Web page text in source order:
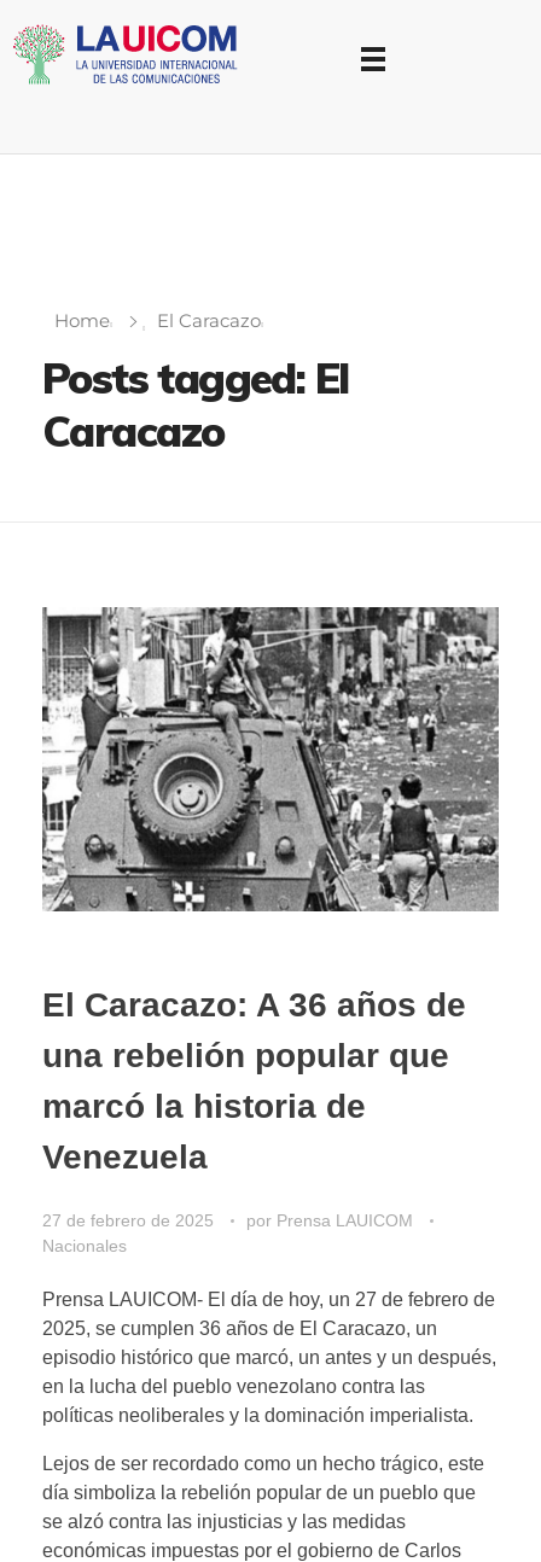
Home El Caracazo
Posts tagged: El
Caracazo
El Caracazo: A 36 años de
una rebelión popular que
marcó la historia de
Venezuela
27 de febrero de 2025 por Prensa LAUICOM
Nacionales
Prensa LAUICOM- El día de hoy, un 27 de febrero de
2025, se cumplen 36 años de El Caracazo, un
episodio histórico que marcó, un antes y un después,
en la lucha del pueblo venezolano contra las
políticas neoliberales y la dominación imperialista.
Lejos de ser recordado como un hecho trágico, este
día simboliza la rebelión popular de un pueblo que
se alzó contra las injusticias y las medidas
económicas impuestas por el gobierno de Carlos